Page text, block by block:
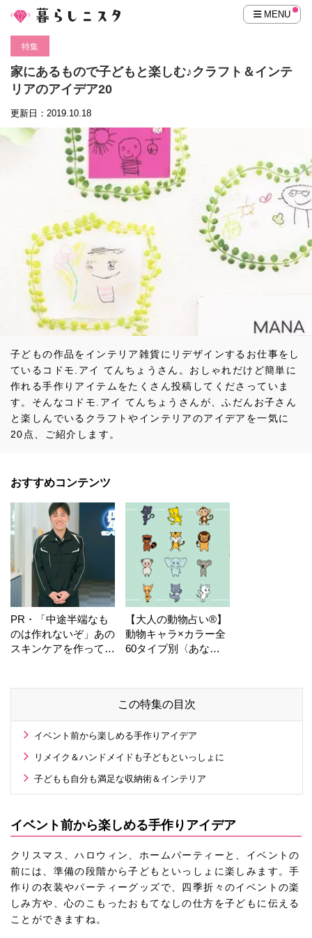
MENU
特集
家にあるもので子どもと楽しむ♪クラフト＆インテ
リアのアイデア20
更新日：2019.10.18
子どもの作品をインテリア雑貨にリデザインするお仕事をし
ているコドモ.アイ てんちょうさん。おしゃれだけど簡単に
作れる手作りアイテムをたくさん投稿してくださっていま
す。そんなコドモ.アイ てんちょうさんが、ふだんお子さん
と楽しんでいるクラフトやインテリアのアイデアを一気に
20点、ご紹介します。
おすすめコンテンツ
PR・「中途半端なも
のは作れないぞ」あの
スキンケアを作ってい
【大人の動物占い®】
動物キャラ×カラー全
60タイプ別〈あなた
この特集の目次
イベント前から楽しめる手作りアイデア
リメイク＆ハンドメイドも子どもといっしょに
子どもも自分も満足な収納術＆インテリア
イベント前から楽しめる手作りアイデア
クリスマス、ハロウィン、ホームパーティーと、イベントの
前には、準備の段階から子どもといっしょに楽しみます。手
作りの衣装やパーティーグッズで、四季折々のイベントの楽
しみ方や、心のこもったおもてなしの仕方を子どもに伝える
ことができますね。